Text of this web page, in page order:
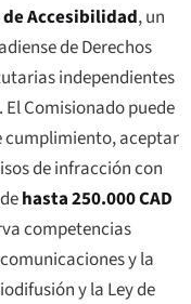
Accesibilidad, un
de Derechos
independientes
Comisionado puede
cumplimiento, aceptar
de infracción con
hasta 250.000 CAD
competencias
y la
y la Ley de